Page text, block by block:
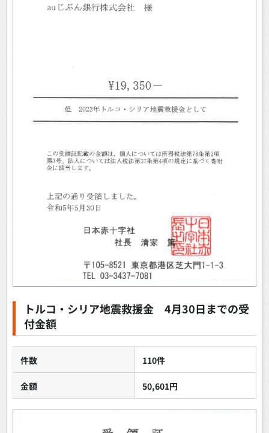
トルコ・シリア地震救援金 4月30日までの受
付金額
件数 110件
金額 50,601円